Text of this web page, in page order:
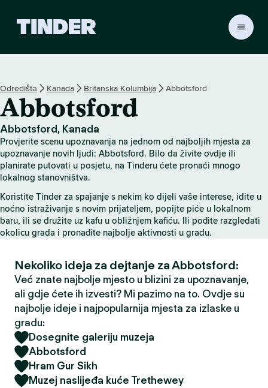
r
H
o
e
Odredištа Kanada Britanska Kolumbija Abbotsford
Abbotsford
Abbotsford, Kanada
Provjerite scenu upoznavanja na jednom od najboljih mjesta za
upoznavanje novih ljudi: Abbotsford. Bilo da živite ovdje ili
planirate putovati u posjetu, na Tinderu ćete pronaći mnogo
lokalnog stanovništva.
Koristite Tinder za spajanje s nekim ko dijeli vaše interese, idite u
noćno istraživanje s novim prijateljem, popijte piće u lokalnom
baru, ili se družite uz kafu u obližnjem kafiću. Ili pođite razgledati
okolicu grada i pronađite najbolje aktivnosti u gradu.
Nekoliko ideja za dejtanje za Abbotsford:
Već znate najbolje mjesto u blizini za upoznavanje,
ali gdje ćete ih izvesti? Mi pazimo na to. Ovdje su
najbolje ideje i najpopularnija mjesta za izlaske u
gradu:
Dosegnite galeriju muzeja
Abbotsford
Hram Gur Sikh
Muzej naslijeđa kuće Trethewey